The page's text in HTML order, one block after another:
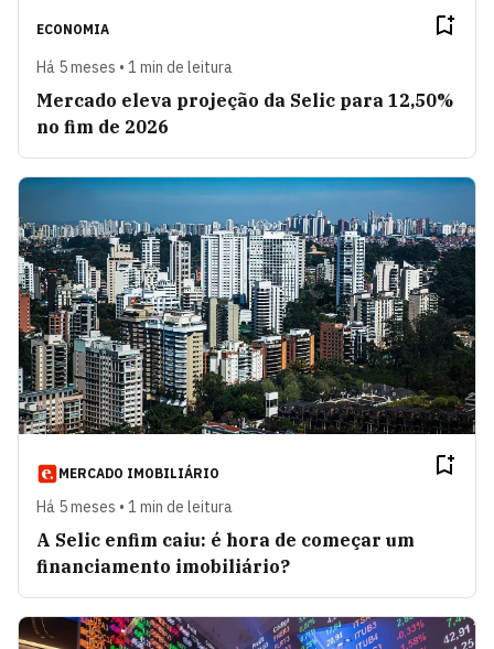
ECONOMIA
Há 5 meses • 1 min de leitura
Mercado eleva projeção da Selic para 12,50%
no fim de 2026
MERCADO IMOBILIÁRIO
Há 5 meses • 1 min de leitura
A Selic enfim caiu: é hora de começar um
financiamento imobiliário?